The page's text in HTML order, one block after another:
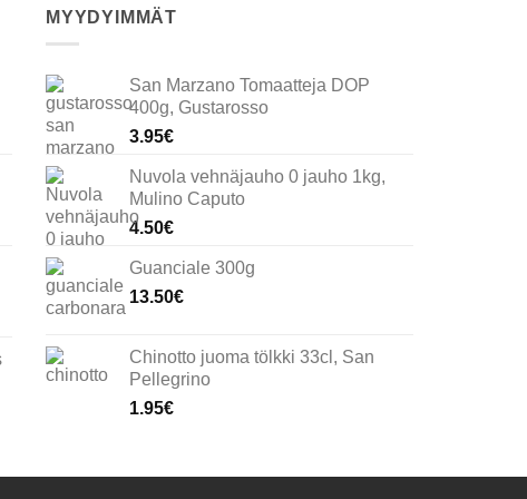
MYYDYIMMÄT
San Marzano Tomaatteja DOP
400g, Gustarosso
3.95€
Nuvola vehnäjauho 0 jauho 1kg,
Mulino Caputo
4.50€
Guanciale 300g
13.50€
Chinotto juoma tölkki 33cl, San
Pellegrino
1.95€